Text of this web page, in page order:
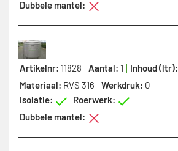
Dubbele mantel:
Artikelnr: 11828 Aantal: 1 Inhoud (ltr):
Materiaal: RVS 316 Werkdruk: 0
Isolatie:
Roerwerk:
Dubbele mantel: